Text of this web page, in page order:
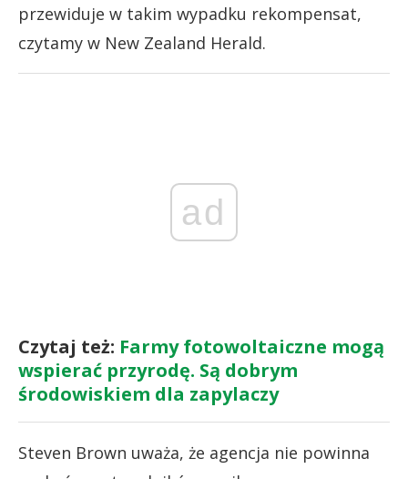
przewiduje w takim wypadku rekompensat,
czytamy w New Zealand Herald.
ad
Czytaj też: Farmy fotowoltaiczne mogą
wspierać przyrodę. Są dobrym
środowiskiem dla zapylaczy
Steven Brown uważa, że agencja nie powinna